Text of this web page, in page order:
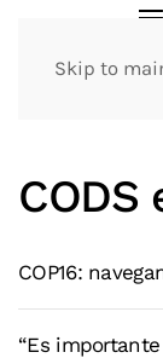
Skip to
CODS
COP16:
“Es